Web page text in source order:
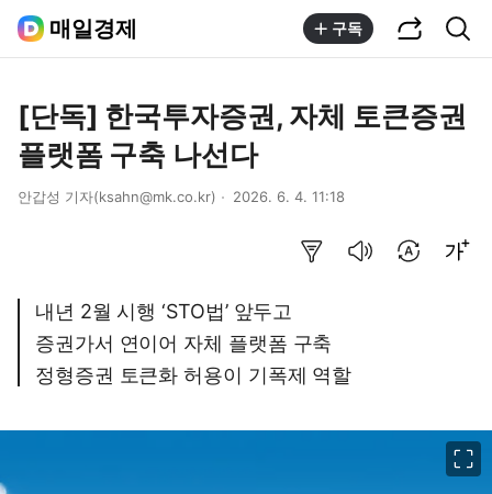
매일경제 구독
[단독] 한국투자증권, 자체 토큰증권
플랫폼 구축 나선다
안갑성 기자(ksahn@mk.co.kr) 2026. 6. 4. 11:18
내년 2월 시행 ‘STO법’ 앞두고
증권가서 연이어 자체 플랫폼 구축
정형증권 토큰화 허용이 기폭제 역할